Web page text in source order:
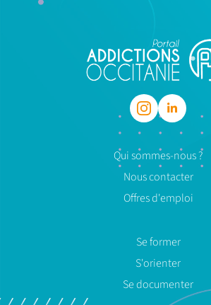
Qui sommes-nous ?
Nous contacter
Offres d'emploi
Se former
S'orienter
Se documenter